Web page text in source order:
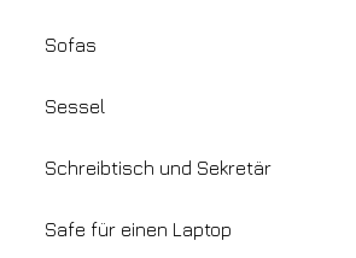
Sofas
Sessel
Schreibtisch und Sekretär
Safe für einen Laptop